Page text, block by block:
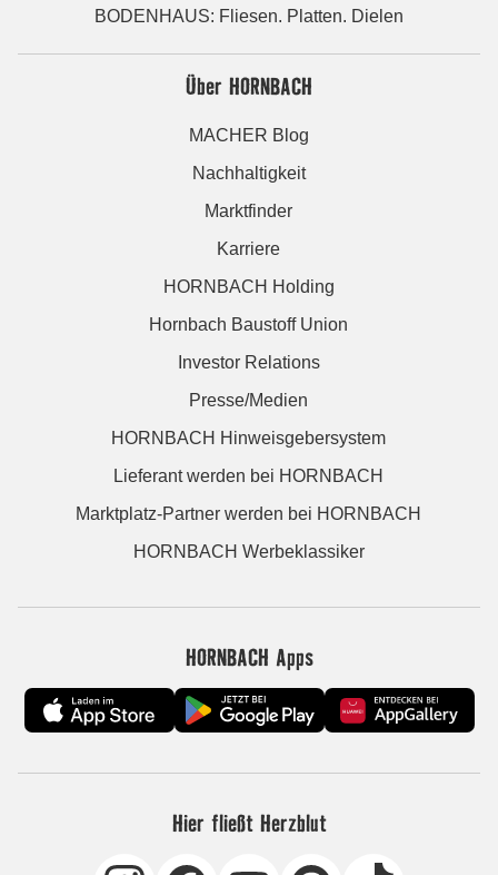
BODENHAUS: Fliesen. Platten. Dielen
Über HORNBACH
MACHER Blog
Nachhaltigkeit
Marktfinder
Karriere
HORNBACH Holding
Hornbach Baustoff Union
Investor Relations
Presse/Medien
HORNBACH Hinweisgebersystem
Lieferant werden bei HORNBACH
Marktplatz-Partner werden bei HORNBACH
HORNBACH Werbeklassiker
HORNBACH Apps
Hier fließt Herzblut